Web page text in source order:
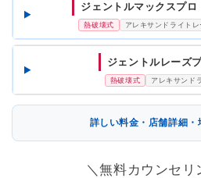
ジェントルマックスプロ
熱破壊式 アレキサンドライト
ジェントルレーズ
熱破壊式 アレキサンド
詳しい料金・店舗詳細・
＼無料カウンセリ